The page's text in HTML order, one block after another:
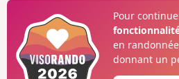
une bonne moitié du trajet. Le
seul village italien sans voiture. Il
à pied, à vélo ou en téléphérique.
Pour
en
donnant un